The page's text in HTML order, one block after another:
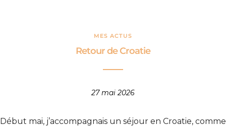
MES ACTUS
Retour de Croatie
27 mai 2026
Début mai, j’accompagnais un séjour en Croatie, comme